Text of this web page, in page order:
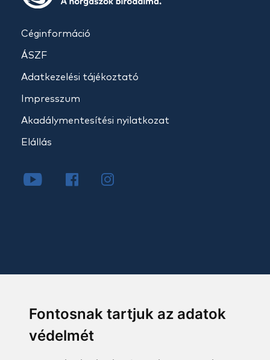
Fontosnak tartjuk az adatok
védelmét
Céginformáció
ÁSZF
Adatkezelési tájékoztató
Impresszum
Akadálymentesítési nyilatkozat
Elállás